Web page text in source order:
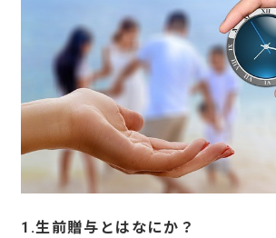
1.生前贈与とはなにか？